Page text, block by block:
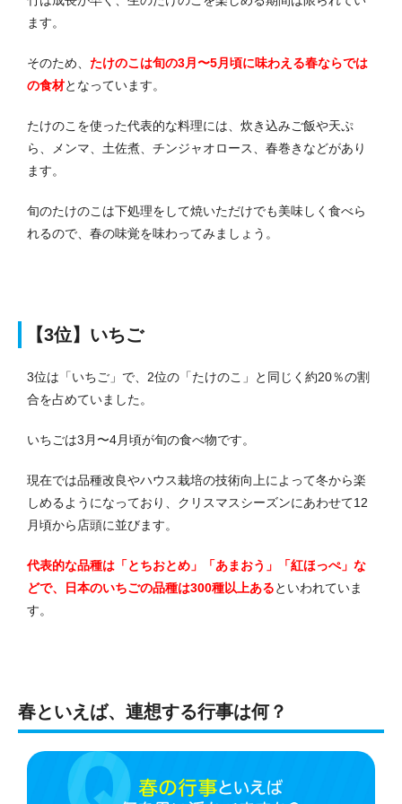
ます。
そのため、 たけのこは旬の3月〜5月頃に味わえる春ならでは
の食材となっています。
たけのこを使った代表的な料理には、炊き込みご飯や天ぷ
ら、メンマ、土佐煮、チンジャオロース、春巻きなどがあり
ます。
旬のたけのこは下処理をして焼いただけでも美味しく食べら
れるので、春の味覚を味わってみましょう。
【3位】いちご
3位は「いちご」で、2位の「たけのこ」と同じく約20％の割
合を占めていました。
いちごは3月〜4月頃が旬の食べ物です。
現在では品種改良やハウス栽培の技術向上によって冬から楽
しめるようになっており、クリスマスシーズンにあわせて12
月頃から店頭に並びます。
代表的な品種は「とちおとめ」「あまおう」「紅ほっぺ」な
どで、日本のいちごの品種は300種以上あるといわれていま
す。
春といえば、連想する行事は何？